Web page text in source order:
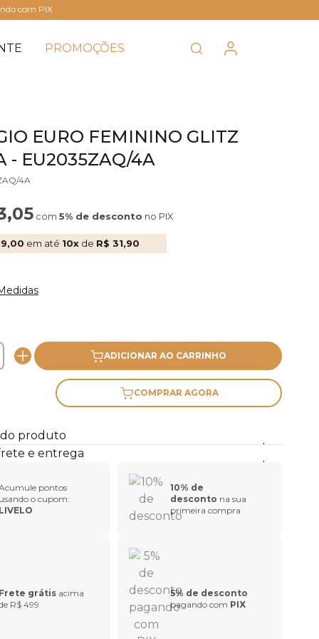
com PIX
PROMOÇÕES
EURO FEMININO GLITZ
- EU2035ZAQ/4A
4A
com 5% de desconto no PIX
em até 10xde R$ 31,90
ADICIONAR AO CARRINHO
COMPRAR AGORA
produto
e entrega
pontos
o cupom:
10% de
desconto na sua
primeira compra
grátis acima
R$ 499
5% de desconto
pagando com PIX